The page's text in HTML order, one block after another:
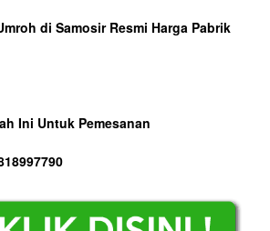
di Samosir Resmi Harga Pabrik
Ini Untuk Pemesanan